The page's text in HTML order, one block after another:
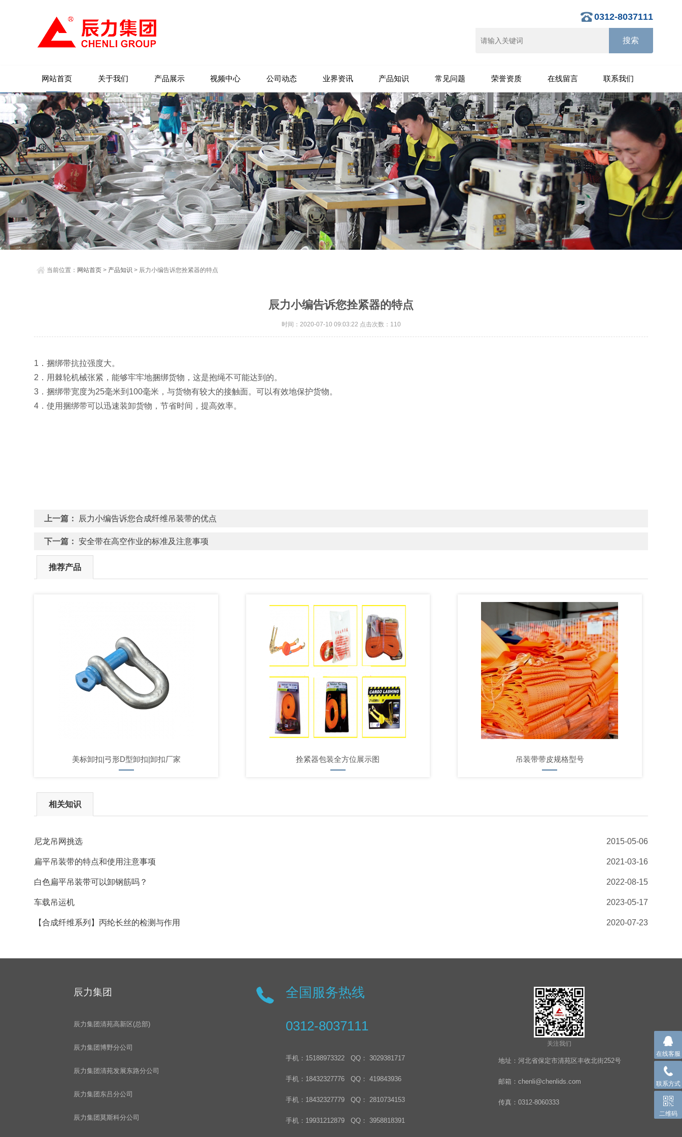
0312-8037111
网站首页 关于我们 产品展示 视频中心 公司动态 业界资讯 产品知识 常见问题 荣誉资质 在线留言 联系我们
当前位置： 网站首页 > 产品知识 > 辰力小编告诉您拴紧器的特点
辰力小编告诉您拴紧器的特点
时间：2020-07-10 09:03:22 点击次数：110
1．捆绑带抗拉强度大。
2．用棘轮机械张紧，能够牢牢地捆绑货物，这是抱绳不可能达到的。
3．捆绑带宽度为25毫米到100毫米，与货物有较大的接触面。可以有效地保护货物。
4．使用捆绑带可以迅速装卸货物，节省时间，提高效率。
上一篇： 辰力小编告诉您合成纤维吊装带的优点
下一篇： 安全带在高空作业的标准及注意事项
推荐产品
美标卸扣|弓形D型卸扣|卸扣厂家 拴紧器包装全方位展示图 吊装带带皮规格型号
相关知识
尼龙吊网挑选 2015-05-06
扁平吊装带的特点和使用注意事项 2021-03-16
白色扁平吊装带可以卸钢筋吗？ 2022-08-15
车载吊运机 2023-05-17
【合成纤维系列】丙纶长丝的检测与作用 2020-07-23
辰力集团
辰力集团清苑高新区(总部)
辰力集团博野分公司
辰力集团清苑发展东路分公司
辰力集团东吕分公司
辰力集团莫斯科分公司
全国服务热线
0312-8037111
手机：15188973322 QQ： 3029381717
手机：18432327776 QQ： 419843936
手机：18432327779 QQ： 2810734153
手机：19931212879 QQ： 3958818391
关注我们
地址：河北省保定市清苑区丰收北街252号
邮箱：chenli@chenlids.com
传真：0312-8060333
在线客服
联系方式
二维码